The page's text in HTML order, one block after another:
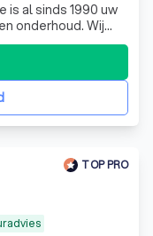
al sinds 1990 uw
onderhoud. Wij
afgestemd op uw
TOP PRO